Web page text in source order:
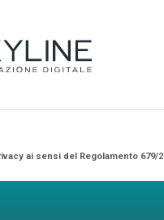
Intelligence
ai sensi del Regolamento 679/